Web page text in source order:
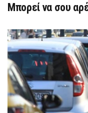
Μπορεί να σου